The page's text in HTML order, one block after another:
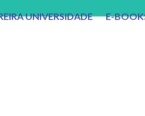
UNIVERSIDADE E-